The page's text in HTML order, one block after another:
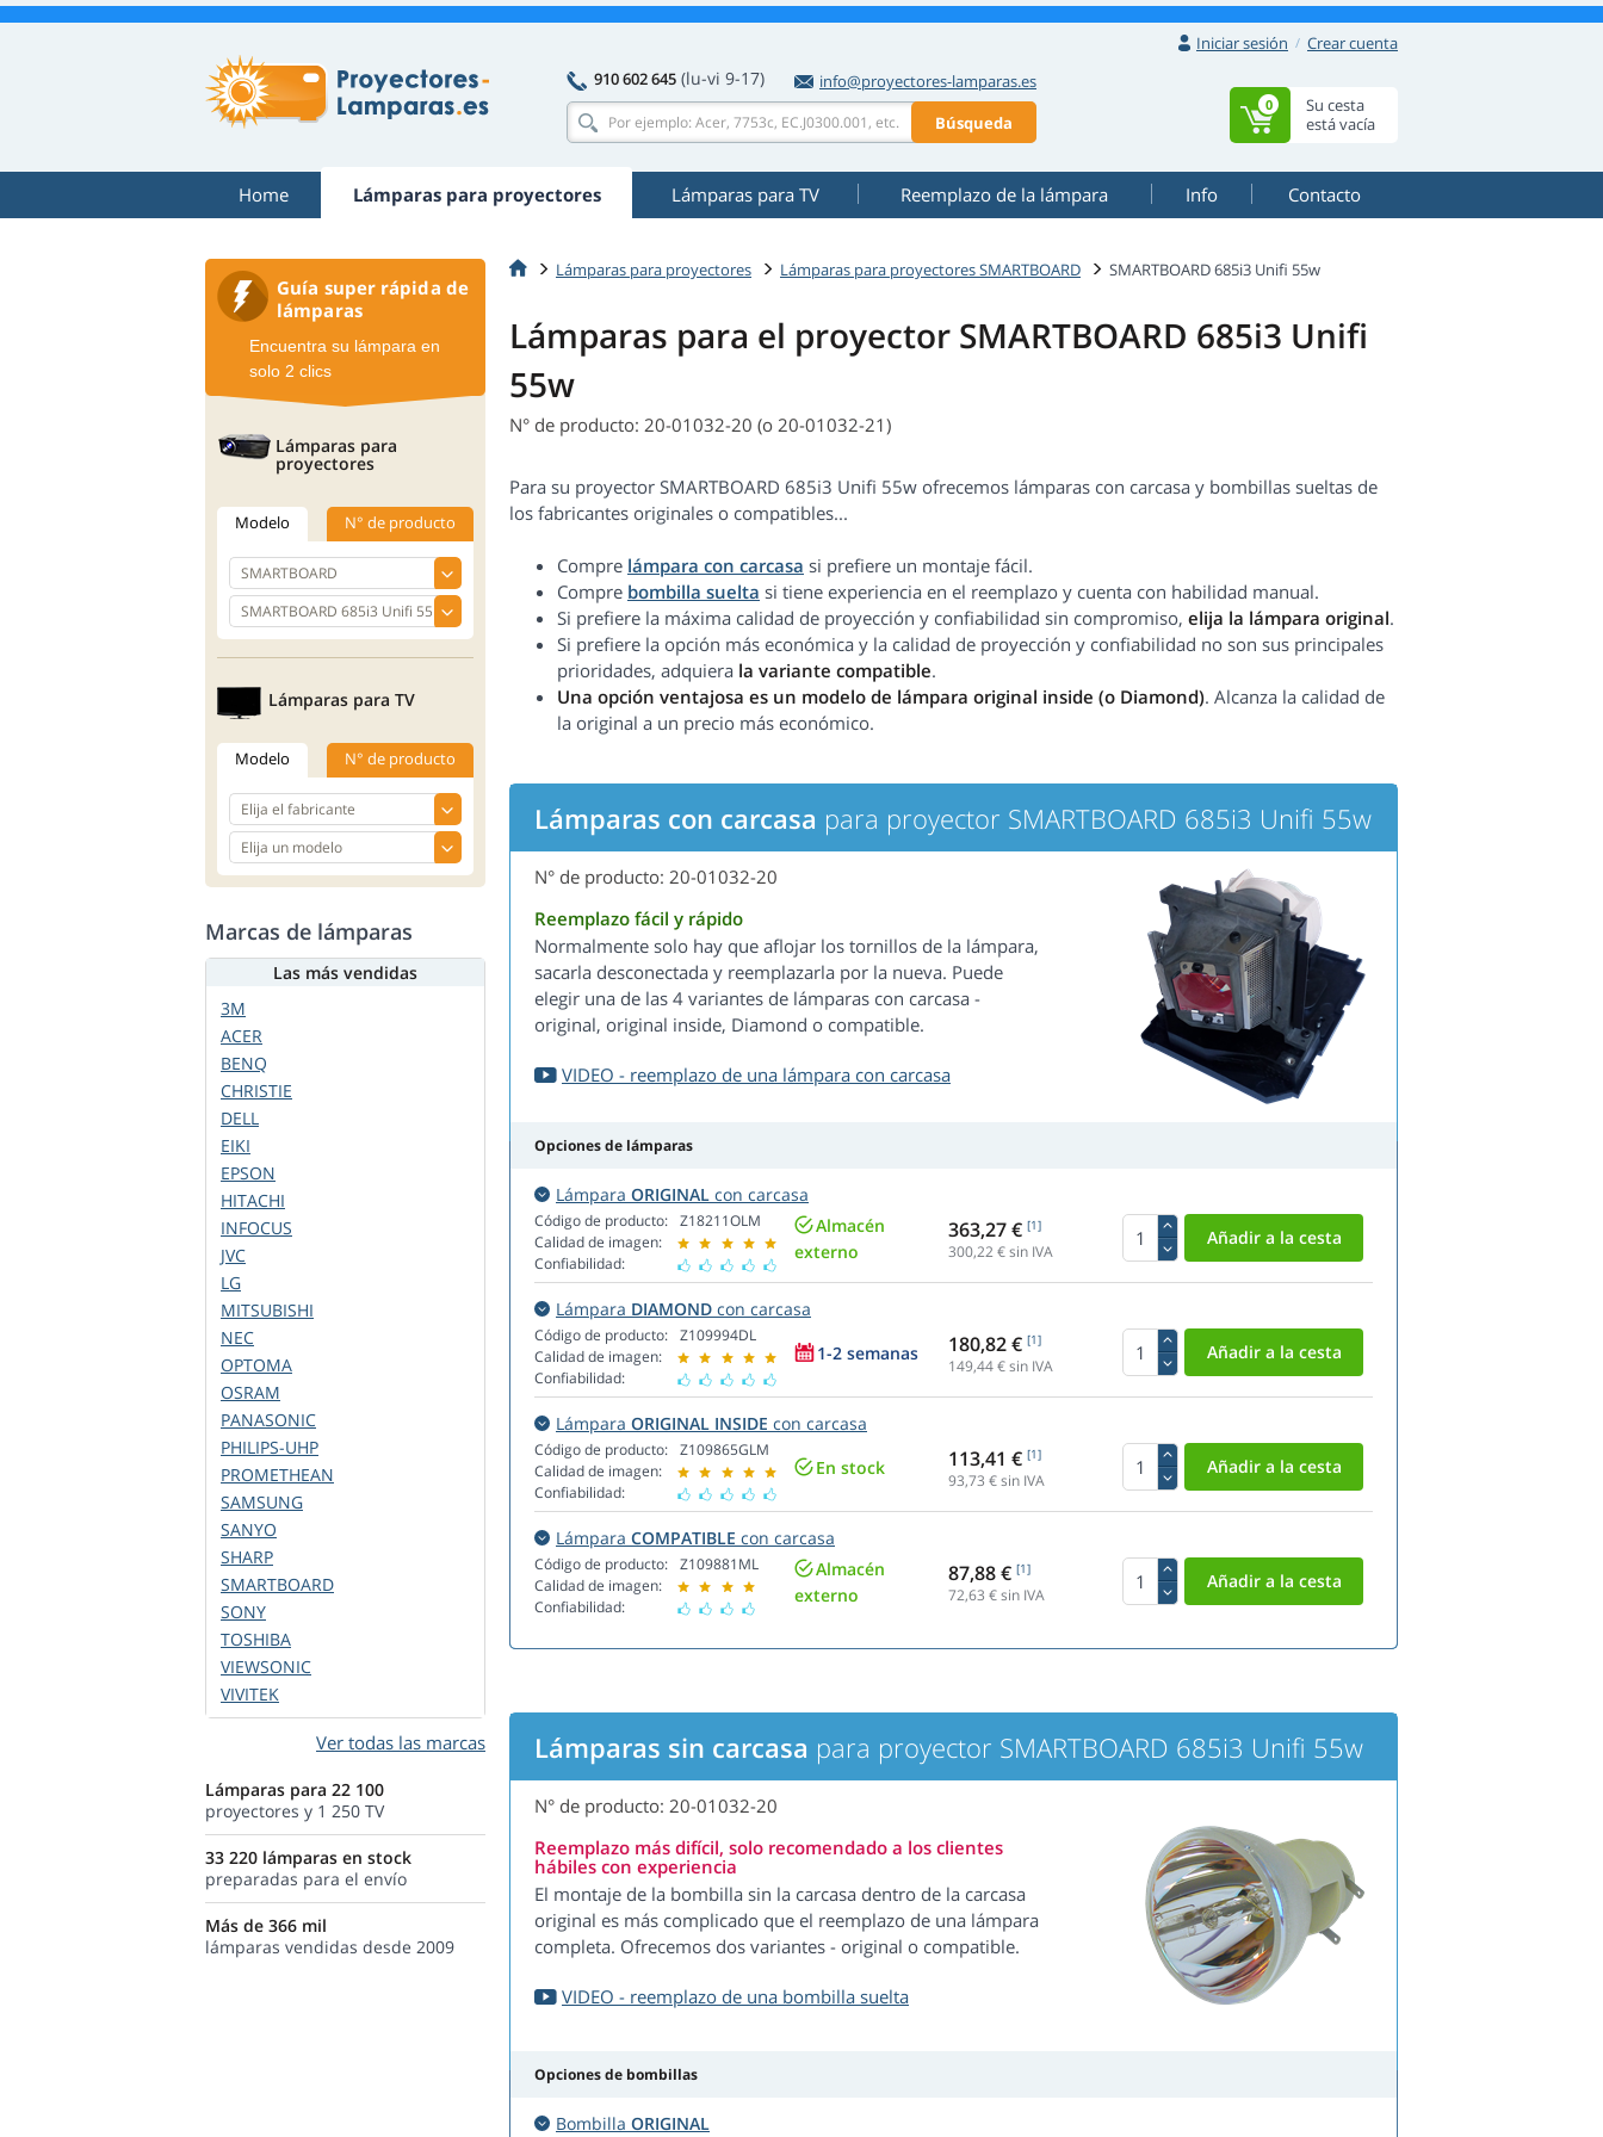
Iniciar sesión
Crear cuenta
910 602 645 (lu-vi 9-17)
info@proyectores-lamparas.es
Búsqueda
Su cesta
está vacía
0
Home Lámparas para proyectores Lámparas para TV Reemplazo de la lámpara Info Contacto
Lámparas para proyectores Lámparas para proyectores SMARTBOARD SMARTBOARD 685i3 Unifi 55w
Lámparas para el proyector SMARTBOARD 685i3 Unifi
55w
N° de producto: 20-01032-20 (o 20-01032-21)
Para su proyector SMARTBOARD 685i3 Unifi 55w ofrecemos lámparas con carcasa y bombillas sueltas de
los fabricantes originales o compatibles...
Compre lámpara con carcasa si prefiere un montaje fácil.
Compre bombilla suelta si tiene experiencia en el reemplazo y cuenta con habilidad manual.
Si prefiere la máxima calidad de proyección y confiabilidad sin compromiso, elija la lámpara original.
Si prefiere la opción más económica y la calidad de proyección y confiabilidad no son sus principales
prioridades, adquiera la variante compatible.
Una opción ventajosa es un modelo de lámpara original inside (o Diamond). Alcanza la calidad de
la original a un precio más económico.
Lámparas con carcasa para proyector SMARTBOARD 685i3 Unifi 55w
N° de producto: 20-01032-20
Reemplazo fácil y rápido
Normalmente solo hay que aflojar los tornillos de la lámpara,
sacarla desconectada y reemplazarla por la nueva. Puede
elegir una de las 4 variantes de lámparas con carcasa -
original, original inside, Diamond o compatible.
VIDEO - reemplazo de una lámpara con carcasa
Opciones de lámparas
Lámpara ORIGINAL con carcasa
Código de producto:
Calidad de imagen:
Confiabilidad:
Z18211OLM
Almacén
externo
363,27 € [1]
300,22€ sin IVA
Lámpara DIAMOND con carcasa
Código de producto:
Calidad de imagen:
Confiabilidad:
Z109994DL
1-2 semanas 180,82 € [1]
149,44€ sin IVA
Lámpara ORIGINAL INSIDE con carcasa
Código de producto:
Calidad de imagen:
Confiabilidad:
Z109865GLM
En stock 113,41 € [1]
93,73 € sin IVA
Lámpara COMPATIBLE con carcasa
Código de producto:
Calidad de imagen:
Confiabilidad:
Z109881ML
Almacén
externo
87,88 € [1]
72,63 € sin IVA
Lámparas sin carcasa para proyector SMARTBOARD 685i3 Unifi 55w
N° de producto: 20-01032-20
Reemplazo más difícil, solo recomendado a los clientes
hábiles con experiencia
El montaje de la bombilla sin la carcasa dentro de la carcasa
original es más complicado que el reemplazo de una lámpara
completa. Ofrecemos dos variantes - original o compatible.
VIDEO - reemplazo de una bombilla suelta
Opciones de bombillas
Bombilla ORIGINAL
Guía super rápida de
lámparas
Encuentra su lámpara en
solo 2 clics
Lámparas para
proyectores
Modelo N° de producto
Lámparas para TV
Modelo N° de producto
Marcas de lámparas
Las más vendidas
3M
ACER
BENQ
CHRISTIE
DELL
EIKI
EPSON
HITACHI
INFOCUS
JVC
LG
MITSUBISHI
NEC
OPTOMA
OSRAM
PANASONIC
PHILIPS-UHP
PROMETHEAN
SAMSUNG
SANYO
SHARP
SMARTBOARD
SONY
TOSHIBA
VIEWSONIC
VIVITEK
Ver todas las marcas
Lámparas para 22 100
proyectores y 1 250 TV
33 220 lámparas en stock
preparadas para el envío
Más de 366 mil
lámparas vendidas desde 2009